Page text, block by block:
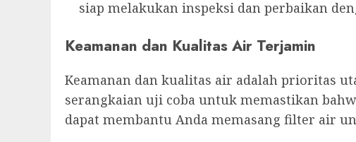
siap melakukan inspeksi dan perbaikan
Keamanan dan Kualitas Air Terjamin
Keamanan dan kualitas air adalah prioritas
serangkaian uji coba untuk memastikan
dapat membantu Anda memasang filter air